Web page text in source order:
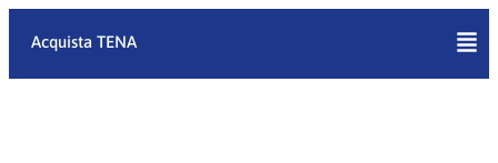
Vai
contenuto
Acquista TENA